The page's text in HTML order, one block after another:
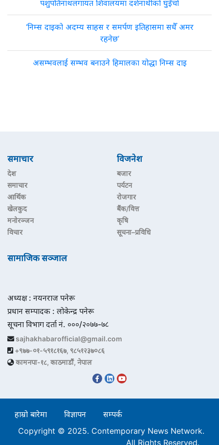
पशुपतिनाथलगायत शिवालयमा दर्शनार्थीको घुइँचो
‘निम्स दाइको अदम्य साहस र समर्पण इतिहासमा सधैँ अमर
रहनेछ’
असम्भवलाई सम्भव बनाउने हिमालका योद्धा निम्स दाइ
समाचार
देश
समाचार
आर्थिक
खेलकुद
मनोरञ्जन
विचार
विजनेश
बजार
पर्यटन
रोजगार
बैंक/वित्त
कृषि
सूचना–प्रविधि
सामाजिक सञ्जाल
अध्यक्ष : नयनराज पनेरू
प्रधान सम्पादक : लोकेन्द्र पनेरू
सूचना विभाग दर्ता नं. ०००/२०७७-७८
sajhakhabarofficial@gmail.com
+९७७-०१-५९१८१६७, ९८५१२३७०८६
कामनपा-१८, काठमाडौं, नेपाल
हाम्रो बारेमा विज्ञापन
सम्पर्क
Copyright © 2025. Contemporary News Network.
All Rights Reserved.